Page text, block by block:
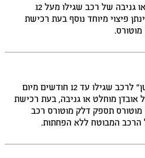
במקרה של אובדן מוחלט או גניבה של רכב שגילו מעל 12
יינתן פיצוי מיוחד נוסף בעת רכישת
כיסוי של ״חדש תמורת ישן״ לרכב שגילו עד 12 חודשים מיום
מוחלט או גניבה, בעת רכישת
תספק דלק מוטורס רכב
המבוטח ללא הפחתות.